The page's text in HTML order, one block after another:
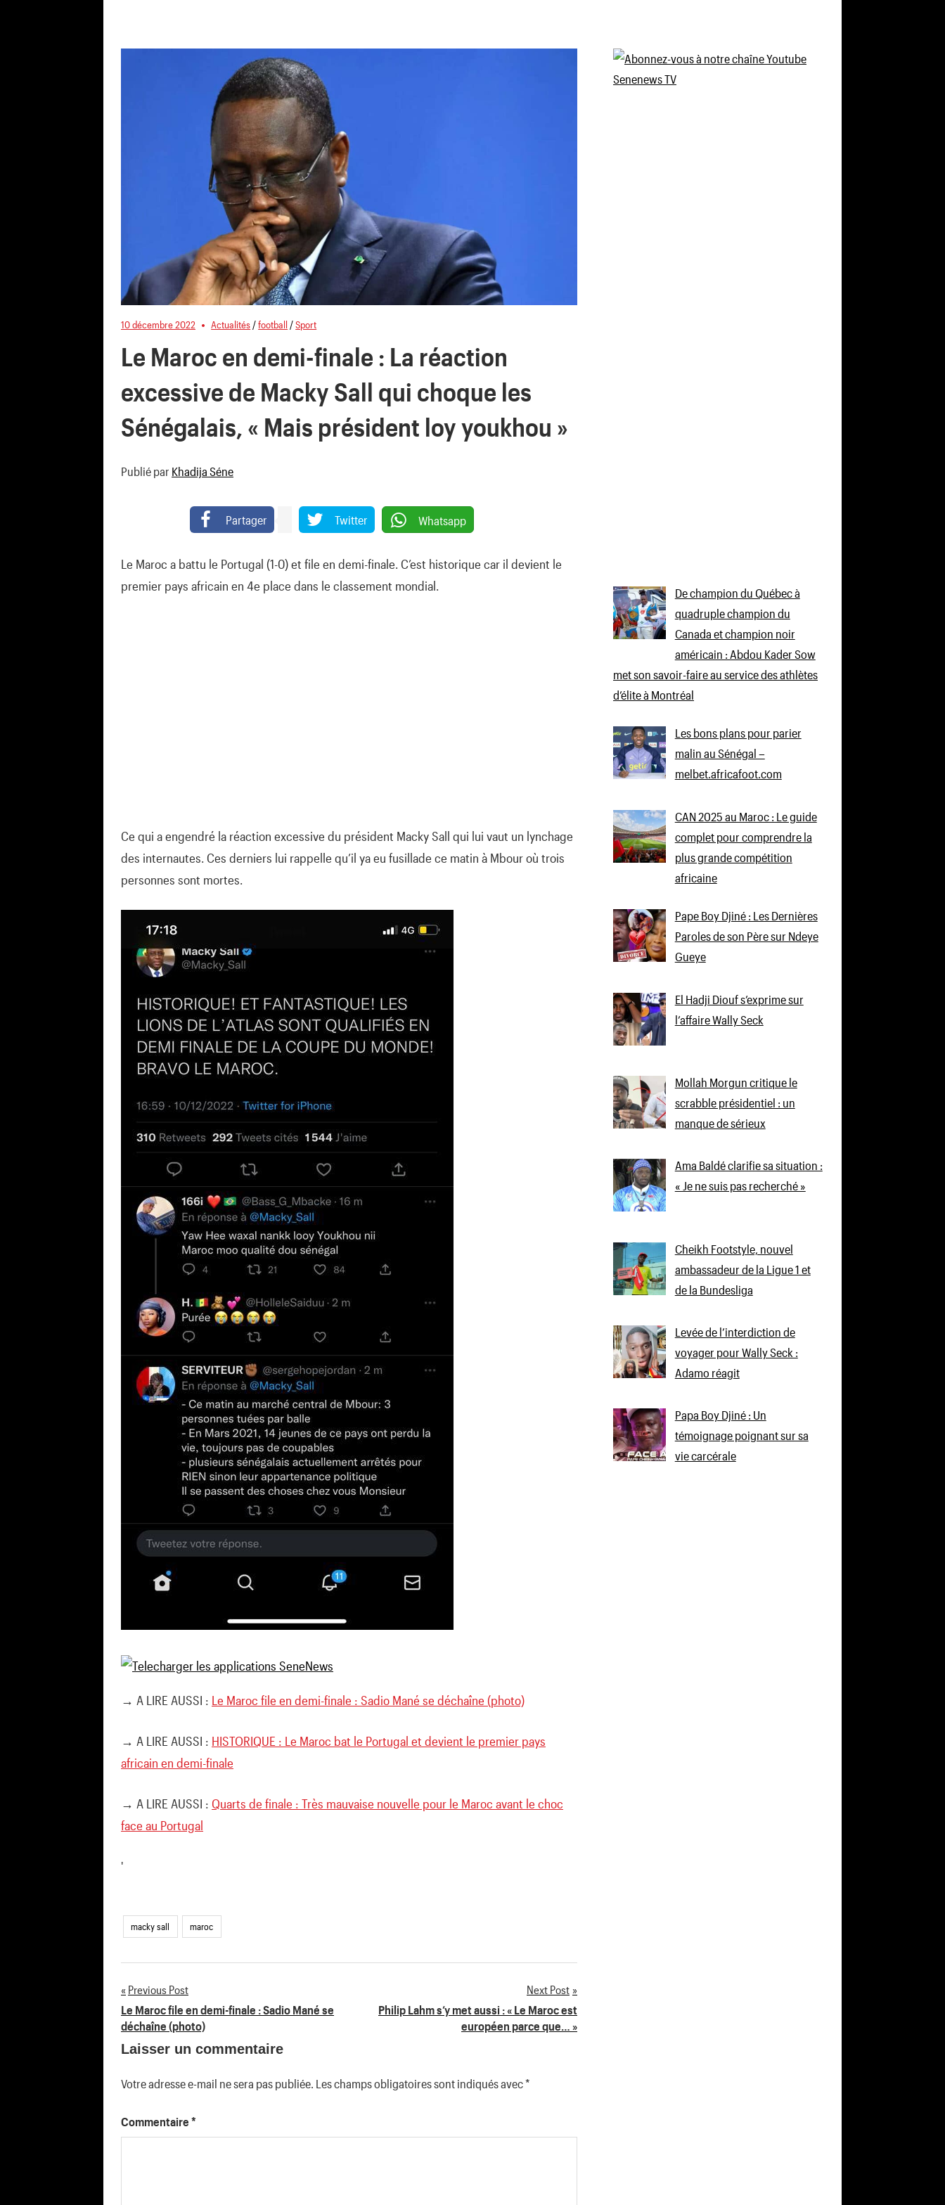
10 décembre 2022 Actualités/football/Sport
Le Maroc en demi-finale : La réaction
excessive de Macky Sall qui choque les
Sénégalais, « Mais président loy youkhou »
Publié par Khadija Séne
Partager Twitter Whatsapp
Le Maroc a battu le Portugal (1-0) et file en demi-finale. C’est historique car il devient le
premier pays africain en 4e place dans le classement mondial.
Ce qui a engendré la réaction excessive du président Macky Sall qui lui vaut un lynchage
des internautes. Ces derniers lui rappelle qu’il ya eu fusillade ce matin à Mbour où trois
personnes sont mortes.
→ A LIRE AUSSI : Le Maroc file en demi-finale : Sadio Mané se déchaîne (photo)
→ A LIRE AUSSI : HISTORIQUE : Le Maroc bat le Portugal et devient le premier pays
africain en demi-finale
→ A LIRE AUSSI : Quarts de finale : Très mauvaise nouvelle pour le Maroc avant le choc
face au Portugal
'
macky sall maroc
Navigation
de
Previous Post
Le Maroc file en demi-finale : Sadio Mané se
déchaîne (photo)
Next Post
Philip Lahm s’y met aussi : « Le Maroc est
européen parce que… »
Laisser un commentaire
Votre adresse e-mail ne sera pas publiée. Les champs obligatoires sont indiqués avec*
Commentaire *
De champion du Québec à
quadruple champion du
Canada et champion noir
américain : Abdou Kader Sow
met son savoir-faire au service des athlètes
d’élite à Montréal
Les bons plans pour parier
malin au Sénégal –
melbet.africafoot.com
CAN 2025 au Maroc : Le guide
complet pour comprendre la
plus grande compétition
africaine
Pape Boy Djiné : Les Dernières
Paroles de son Père sur Ndeye
Gueye
El Hadji Diouf s’exprime sur
l’affaire Wally Seck
Mollah Morgun critique le
scrabble présidentiel : un
manque de sérieux
Ama Baldé clarifie sa situation :
« Je ne suis pas recherché »
Cheikh Footstyle, nouvel
ambassadeur de la Ligue 1 et
de la Bundesliga
Levée de l’interdiction de
voyager pour Wally Seck :
Adamo réagit
Papa Boy Djiné : Un
témoignage poignant sur sa
vie carcérale